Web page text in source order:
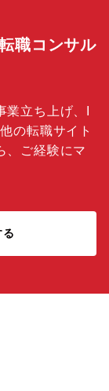
職コンサル
立ち上げ、I
の転職サイト
、ご経験にマ